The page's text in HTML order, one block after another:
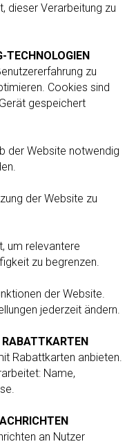
dieser Verarbeitung zu
TECHNOLOGIEN
zu
Cookies sind
gespeichert
der Website notwendig
der Website zu
um relevantere
zu begrenzen.
der Website.
jederzeit ändern.
Rabattkarten anbieten.
Name,
an Nutzer